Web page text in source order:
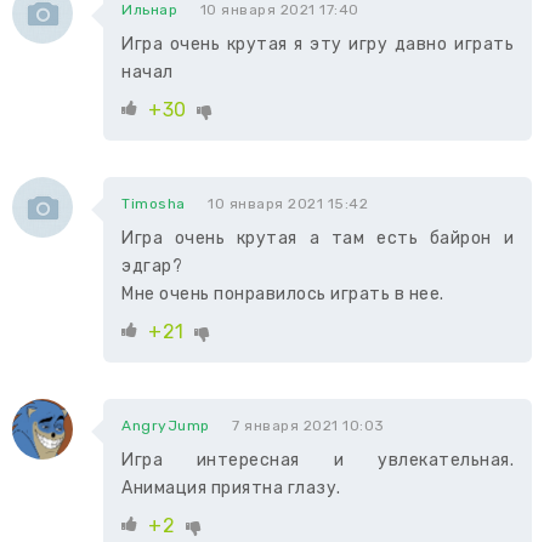
Ильнар 10 января 2021 17:40
Игра очень крутая я эту игру давно играть
начал
+30
Timosha 10 января 2021 15:42
Игра очень крутая а там есть байрон и
эдгар?
Мне очень понравилось играть в нее.
+21
AngryJump 7 января 2021 10:03
Игра интересная и увлекательная.
Анимация приятна глазу.
+2